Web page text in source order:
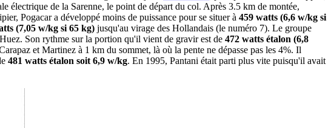
électrique de la Sarenne, le point de départ du col. Après 3.5 km de montée,
Pogacar a développé moins de puissance pour se situer à 459 watts (6,6 w/kg si
(7,05 w/kg si 65 kg) jusqu'au virage des Hollandais (le numéro 7). Le groupe
Son rythme sur la portion qu'il vient de gravir est de 472 watts étalon (6,8
et Martinez à 1 km du sommet, là où la pente ne dépasse pas les 4%. Il
481 watts étalon soit 6,9 w/kg. En 1995, Pantani était parti plus vite puisqu'il avait